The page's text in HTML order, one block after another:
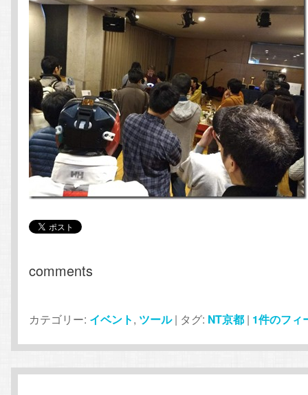
comments
カテゴリー: イベント, ツール | タグ: NT京都 | 1件のフィ